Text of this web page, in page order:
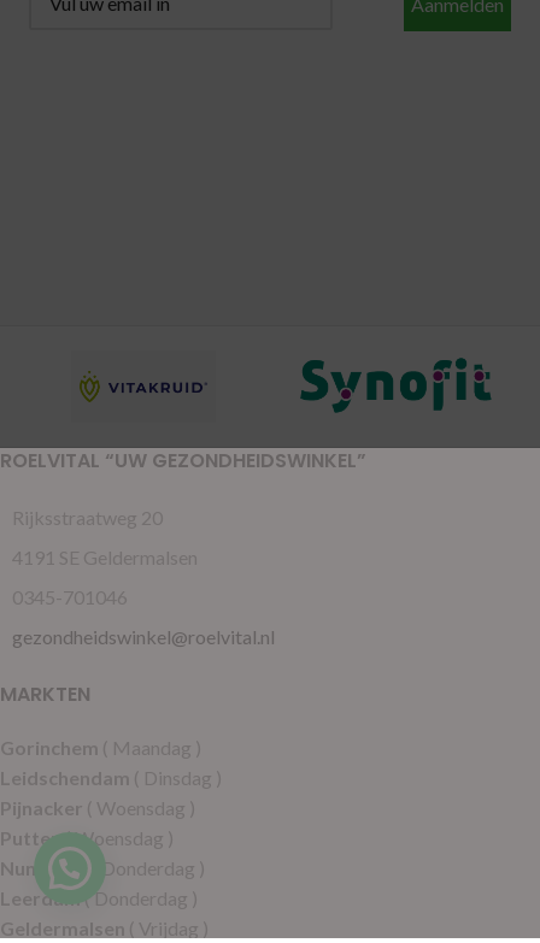
ROELVITAL “UW GEZONDHEIDSWINKEL”
Rijksstraatweg 20
4191 SE Geldermalsen
0345-701046
gezondheidswinkel@roelvital.nl
MARKTEN
Gorinchem ( Maandag )
Leidschendam ( Dinsdag )
Pijnacker ( Woensdag )
Putten( Woensdag )
Nunspeet( Donderdag )
Leerdam( Donderdag )
Geldermalsen ( Vrijdag )